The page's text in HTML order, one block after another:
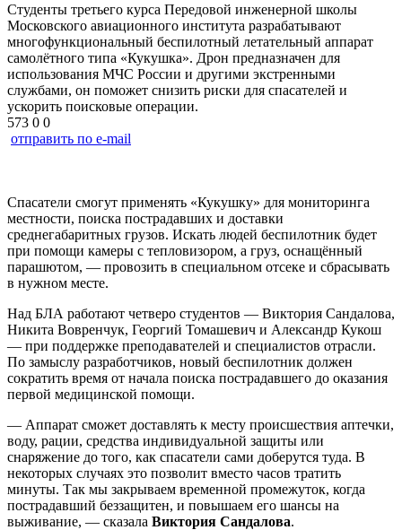
Студенты третьего курса Передовой инженерной школы
Московского авиационного института разрабатывают
многофункциональный беспилотный летательный аппарат
самолётного типа «Кукушка». Дрон предназначен для
использования МЧС России и другими экстренными
службами, он поможет снизить риски для спасателей и
ускорить поисковые операции.
573 0 0
отправить по e-mail
Спасатели смогут применять «Кукушку» для мониторинга
местности, поиска пострадавших и доставки
среднегабаритных грузов. Искать людей беспилотник будет
при помощи камеры с тепловизором, а груз, оснащённый
парашютом, — провозить в специальном отсеке и сбрасывать
в нужном месте.
Над БЛА работают четверо студентов — Виктория Сандалова,
Никита Вовренчук, Георгий Томашевич и Александр Кукош
— при поддержке преподавателей и специалистов отрасли.
По замыслу разработчиков, новый беспилотник должен
сократить время от начала поиска пострадавшего до оказания
первой медицинской помощи.
— Аппарат сможет доставлять к месту происшествия аптечки,
воду, рации, средства индивидуальной защиты или
снаряжение до того, как спасатели сами доберутся туда. В
некоторых случаях это позволит вместо часов тратить
минуты. Так мы закрываем временной промежуток, когда
пострадавший беззащитен, и повышаем его шансы на
выживание, — сказала Виктория Сандалова.